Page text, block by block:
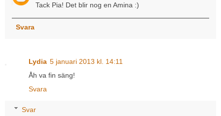
Tack Pia! Det blir nog en Amina :)
Svara
Lydia 5 januari 2013 kl. 14:11
Åh va fin säng!
Svara
Svar